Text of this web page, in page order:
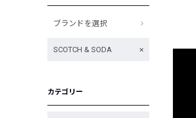
ブランドを選択
SCOTCH & SODA
カテゴリー